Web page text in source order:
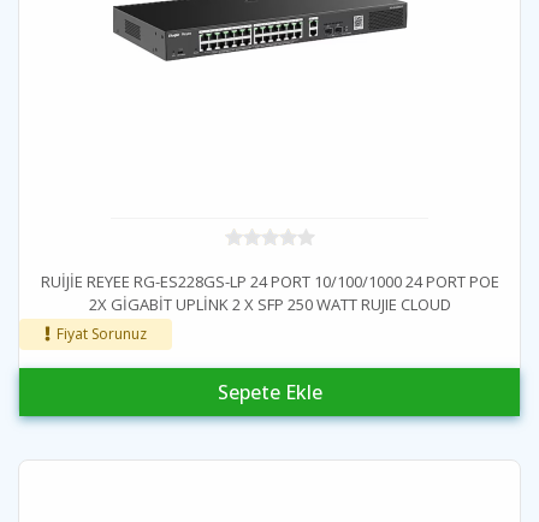
RUİJİE REYEE RG-ES228GS-LP 24 PORT 10/100/1000 24 PORT POE
2X GİGABİT UPLİNK 2 X SFP 250 WATT RUJIE CLOUD
YÖNETİLEBİLİR RACK MOUNT SWITCH
Fiyat Sorunuz
Sepete Ekle